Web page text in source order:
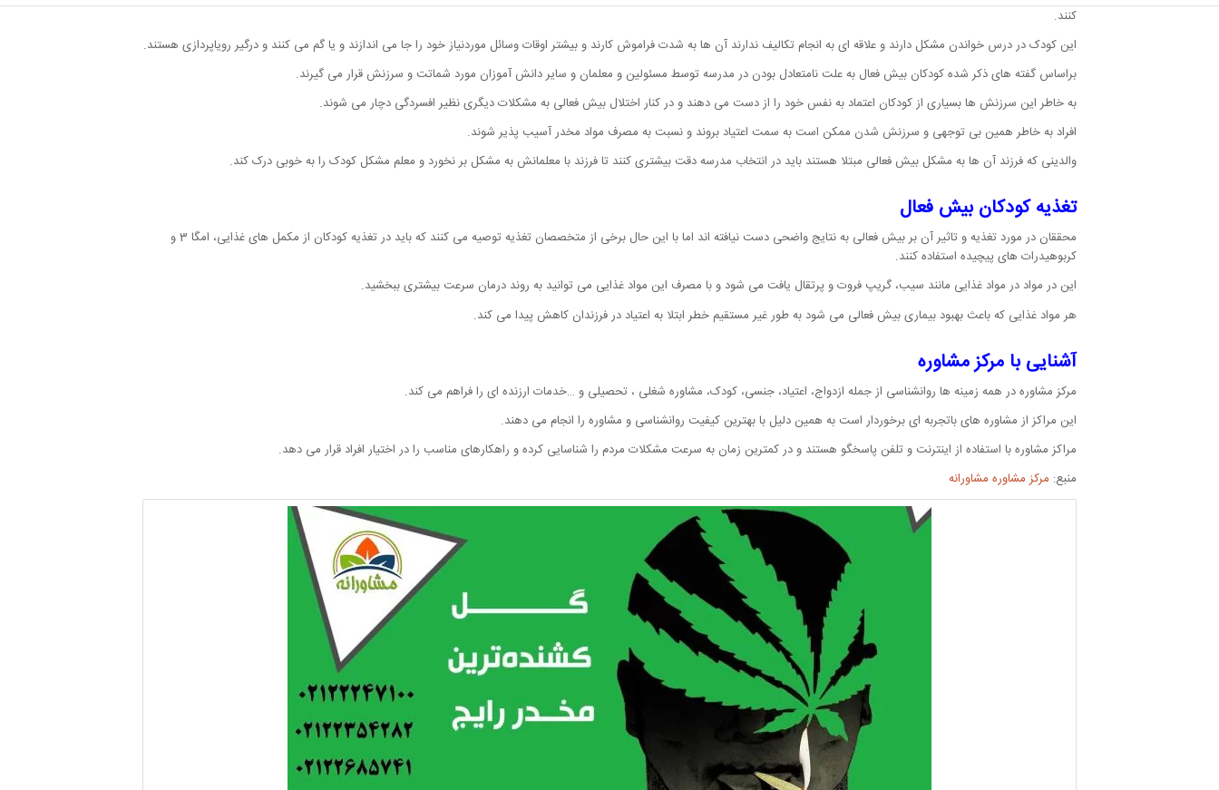
کنند.
این کودک در درس خواندن مشکل دارند و علاقه ای به انجام تکالیف ندارند آن ها به شدت فراموش کارند و بیشتر اوقات وسائل موردنیاز خود را جا می اندازند و یا گم می کنند و درگیر رویاپردازی هستند.
براساس گفته های ذکر شده کودکان بیش فعال به علت نامتعادل بودن در مدرسه توسط مسئولین و معلمان و سایر دانش آموزان مورد شماتت و سرزنش قرار می گیرند.
به خاطر این سرزنش ها بسیاری از کودکان اعتماد به نفس خود را از دست می دهند و در کنار اختلال بیش فعالی به مشکلات دیگری نظیر افسردگی دچار می شوند.
افراد به خاطر همین بی توجهی و سرزنش شدن ممکن است به سمت اعتیاد بروند و نسبت به مصرف مواد مخدر آسیب پذیر شوند.
والدینی که فرزند آن ها به مشکل بیش فعالی مبتلا هستند باید در انتخاب مدرسه دقت بیشتری کنند تا فرزند با معلمانش به مشکل بر نخورد و معلم مشکل کودک را به خوبی درک کند.
تغذیه کودکان بیش فعال
محققان در مورد تغذیه و تاثیر آن بر بیش فعالی به نتایج واضحی دست نیافته اند اما با این حال برخی از متخصصان تغذیه توصیه می کنند که باید در تغذیه کودکان از مکمل های غذایی، امگا 3 و
کربوهیدرات های پیچیده استفاده کنند.
این در مواد در مواد غذایی مانند سیب، گریپ فروت و پرتقال یافت می شود و با مصرف این مواد غذایی می توانید به روند درمان سرعت بیشتری ببخشید.
هر مواد غذایی که باعث بهبود بیماری بیش فعالی می شود به طور غیر مستقیم خطر ابتلا به اعتیاد در فرزندان کاهش پیدا می کند.
آشنایی با مرکز مشاوره
مرکز مشاوره در همه زمینه ها روانشناسی از جمله ازدواج، اعتیاد، جنسی، کودک، مشاوره شغلی ، تحصیلی و …خدمات ارزنده ای را فراهم می کند.
این مراکز از مشاوره های باتجربه ای برخوردار است به همین دلیل با بهترین کیفیت روانشناسی و مشاوره را انجام می دهند.
مراکز مشاوره با استفاده از اینترنت و تلفن پاسخگو هستند و در کمترین زمان به سرعت مشکلات مردم را شناسایی کرده و راهکارهای مناسب را در اختیار افراد قرار می دهد.
منبع: مرکز مشاوره مشاورانه